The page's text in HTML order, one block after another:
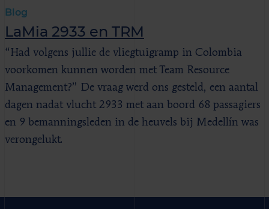
Blog
LaMia 2933 en TRM
“Had volgens jullie de vliegtuigramp in Colombia
voorkomen kunnen worden met Team Resource
Management?” De vraag werd ons gesteld, een aantal
dagen nadat vlucht 2933 met aan boord 68 passagiers
en 9 bemanningsleden in de heuvels bij Medellín was
verongelukt.